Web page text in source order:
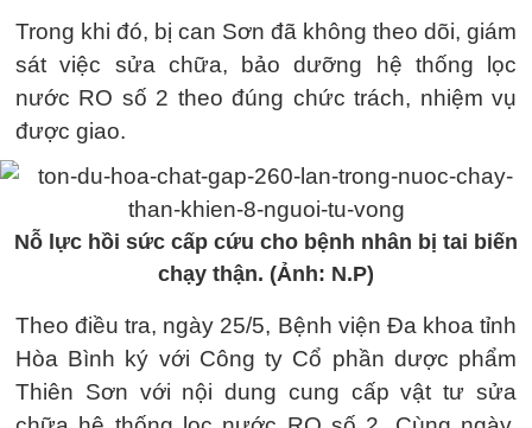
Trong khi đó, bị can Sơn đã không theo dõi, giám
sát việc sửa chữa, bảo dưỡng hệ thống lọc
nước RO số 2 theo đúng chức trách, nhiệm vụ
được giao.
Nỗ lực hồi sức cấp cứu cho bệnh nhân bị tai biến
chạy thận. (Ảnh: N.P)
Theo điều tra, ngày 25/5, Bệnh viện Đa khoa tỉnh
Hòa Bình ký với Công ty Cổ phần dược phẩm
Thiên Sơn với nội dung cung cấp vật tư sửa